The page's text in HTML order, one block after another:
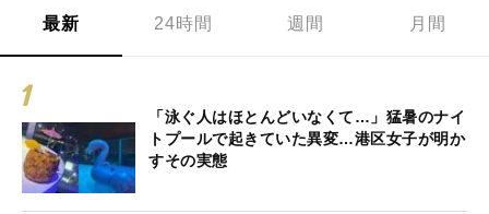
最新 24時間 週間 月間
「泳ぐ人はほとんどいなくて…」猛暑のナイ
トプールで起きていた異変…港区女子が明か
すその実態